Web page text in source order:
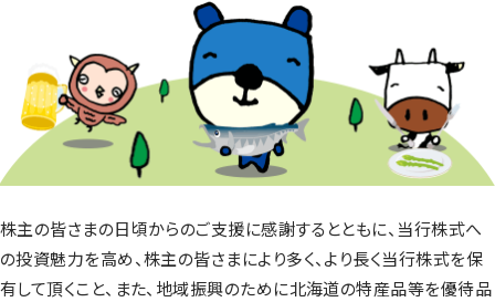
株主の皆さまの日頃からのご支援に感謝するとともに、当行株式へ
の投資魅力を高め、株主の皆さまにより多く、より長く当行株式を保
有して頂くこと、また、地域振興のために北海道の特産品等を優待品